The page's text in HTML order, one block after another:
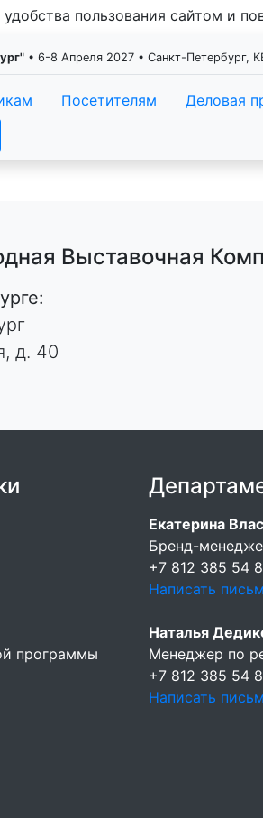
пользования сайтом и
• 6-8 Апреля 2027 • Санкт-
Посетителям Деловая
Выставочная
д. 40
программы
Екатерина
Бренд-
+7 812 385 54
Написать
Наталья
Менеджер по
+7 812 385 54
Написать